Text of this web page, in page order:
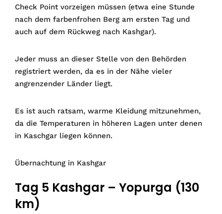
Check Point vorzeigen müssen (etwa eine Stunde
nach dem farbenfrohen Berg am ersten Tag und
auch auf dem Rückweg nach Kashgar).
Jeder muss an dieser Stelle von den Behörden
registriert werden, da es in der Nähe vieler
angrenzender Länder liegt.
Es ist auch ratsam, warme Kleidung mitzunehmen,
da die Temperaturen in höheren Lagen unter denen
in Kaschgar liegen können.
Übernachtung in Kashgar
Tag 5 Kashgar – Yopurga (130
km)